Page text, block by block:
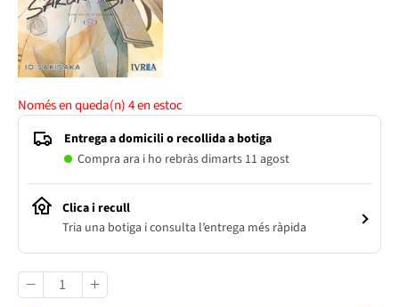
Només en queda(n)4en estoc
Entrega a domicili o recollida a botiga
Compra ara i ho rebràs dimarts 11 agost
Clica i recull
Tria una botiga i consulta l’entrega més ràpida